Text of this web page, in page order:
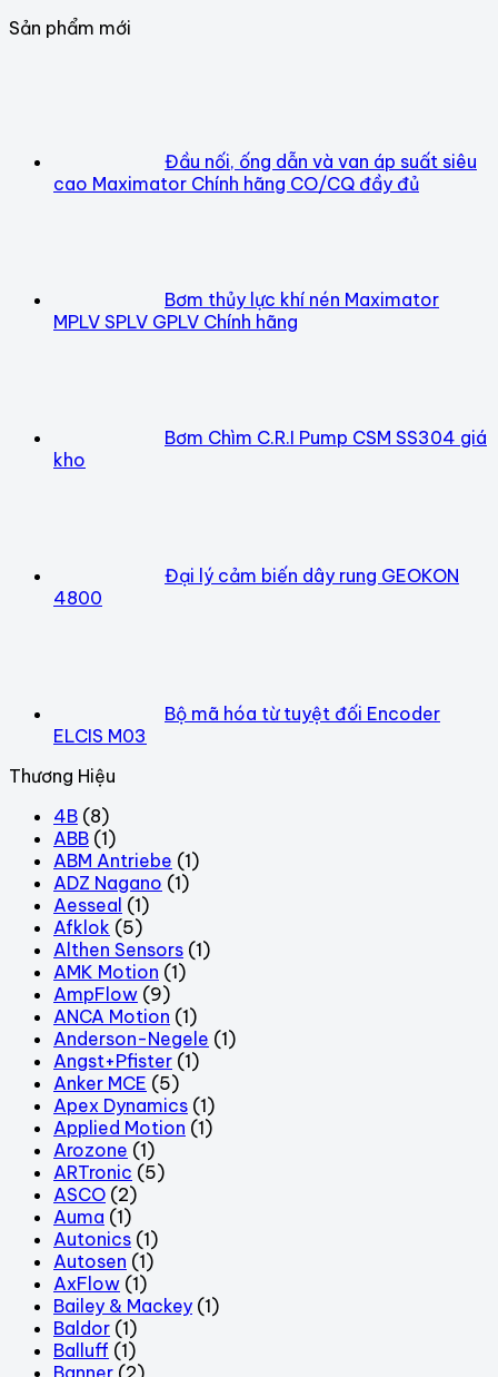
Sản phẩm mới
Đầu nối, ống dẫn và van áp suất siêu
cao Maximator Chính hãng CO/CQ đầy đủ
Bơm thủy lực khí nén Maximator
MPLV SPLV GPLV Chính hãng
Bơm Chìm C.R.I Pump CSM SS304 giá
kho
Đại lý cảm biến dây rung GEOKON
4800
Bộ mã hóa từ tuyệt đối Encoder
ELCIS M03
Thương Hiệu
4B (8)
ABB (1)
ABM Antriebe (1)
ADZ Nagano (1)
Aesseal (1)
Afklok (5)
Althen Sensors (1)
AMK Motion (1)
AmpFlow (9)
ANCA Motion (1)
Anderson-Negele (1)
Angst+Pfister (1)
Anker MCE (5)
Apex Dynamics (1)
Applied Motion (1)
Arozone (1)
ARTronic (5)
ASCO (2)
Auma (1)
Autonics (1)
Autosen (1)
AxFlow (1)
Bailey & Mackey (1)
Baldor (1)
Balluff (1)
Banner (2)